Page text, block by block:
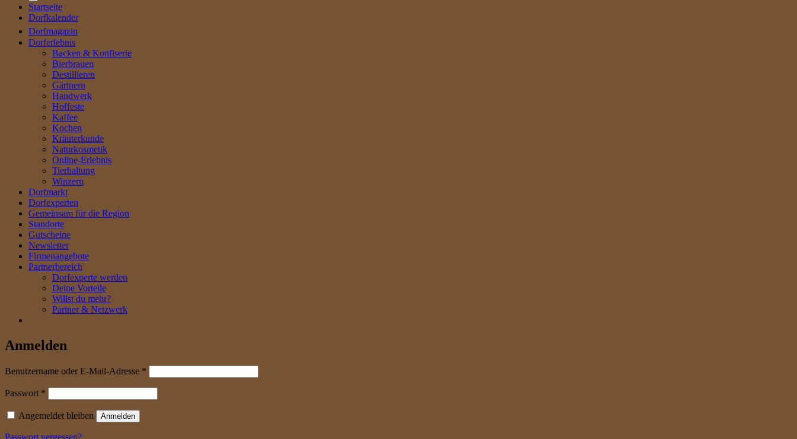
Startseite
Dorfkalender
Dorfmagazin
Dorferlebnis
Backen & Konfiserie
Bierbrauen
Destillieren
Gärtnern
Handwerk
Hoffeste
Kaffee
Kochen
Kräuterkunde
Naturkosmetik
Online-Erlebnis
Tierhaltung
Winzern
Dorfmarkt
Dorfexperten
Gemeinsam für die Region
Standorte
Gutscheine
Newsletter
Firmenangebote
Partnerbereich
Dorfexperte werden
Deine Vorteile
Willst du mehr?
Partner & Netzwerk
Anmelden
Benutzername oder E-Mail-Adresse *
Passwort *
Angemeldet bleiben Anmelden
Passwort vergessen?